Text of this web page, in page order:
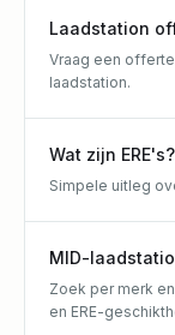
Laadstation
Vraag een
laadstation.
Wat zijn ERE's?
Simpele uitleg
MID-
Zoek per merk
en ERE-